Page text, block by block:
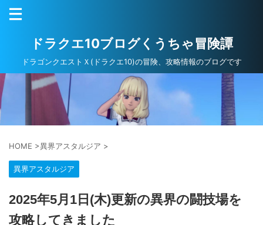
ドラクエ10ブログくうちゃ冒険譚
ドラゴンクエストＸ(ドラクエ10)の冒険、攻略情報のブログです
HOME >異界アスタルジア >
異界アスタルジア
2025年5月1日(木)更新の異界の闘技場を
攻略してきました